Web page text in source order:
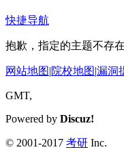
快捷导航
抱歉，指定的主题不存
网站地图|院校地图|漏洞
GMT,
Powered by Discuz!
© 2001-2017 考研 Inc.